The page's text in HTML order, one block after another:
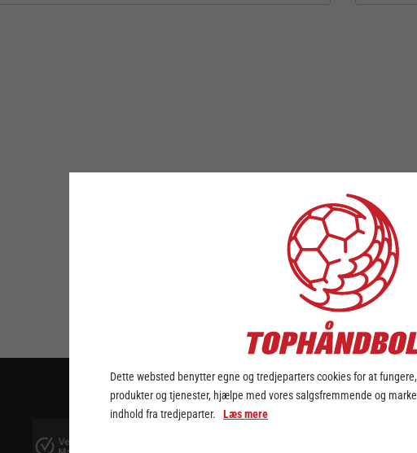
Dette websted benytter egne og tredjeparters cookies for at
produkter og tjenester, hjælpe med vores salgsfremmende og
indhold fra tredjeparter. Læs mere